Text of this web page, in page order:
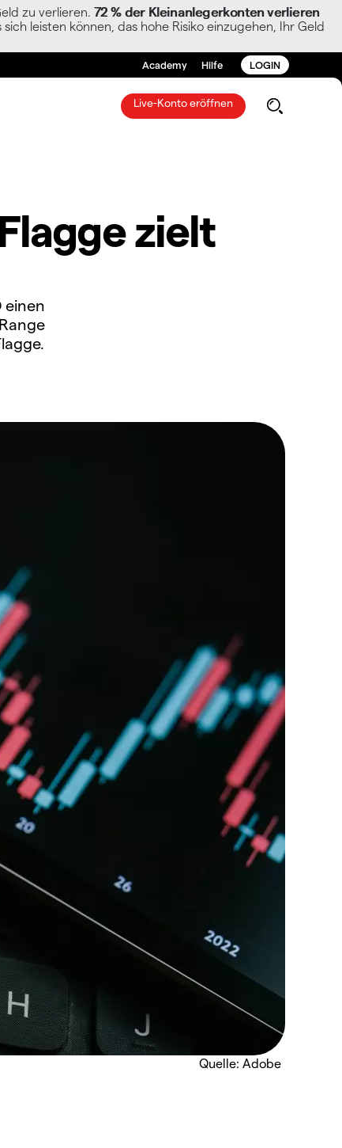
zu verlieren. 72 % der Kleinanlegerkonten verlieren
leisten können, das hohe Risiko einzugehen, Ihr Geld
Academy Hilfe LOGIN
Live-Konto eröffnen
zielt
einen
Quelle: Adobe